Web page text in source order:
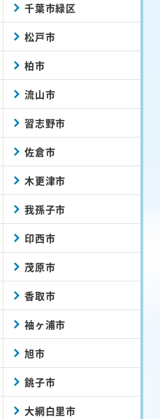
千葉市緑区
松戸市
柏市
流山市
習志野市
佐倉市
木更津市
我孫子市
印西市
茂原市
香取市
袖ヶ浦市
旭市
銚子市
大網白里市